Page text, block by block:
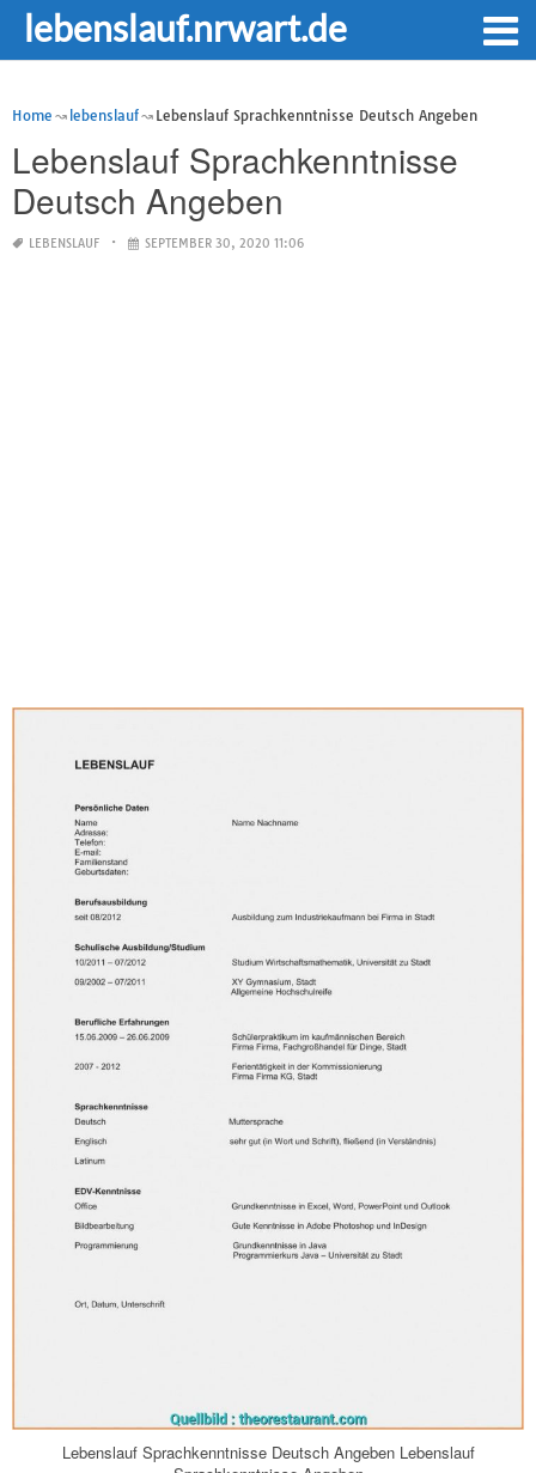
lebenslauf.nrwart.de
Home lebenslauf Lebenslauf Sprachkenntnisse Deutsch Angeben
Lebenslauf Sprachkenntnisse
Deutsch Angeben
LEBENSLAUF SEPTEMBER 30, 2020 11:06
Lebenslauf Sprachkenntnisse Deutsch Angeben Lebenslauf